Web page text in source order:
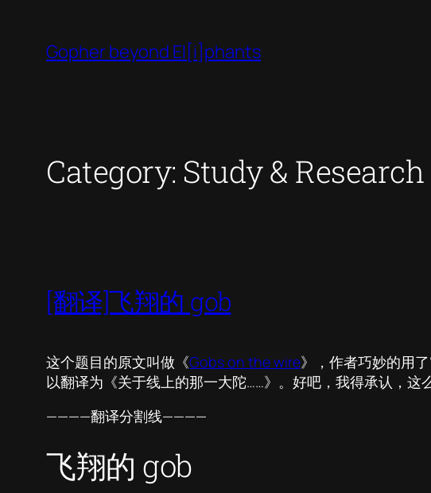
content
Gopher beyond El[i]phants
Category: Study & Research
[翻译]飞翔的 gob
这个题目的原文叫做《Gobs on the wire》，作者巧妙的用了
以翻译为《关于线上的那一大陀……》。好吧，我得承认，这
————翻译分割线————
飞翔的 gob